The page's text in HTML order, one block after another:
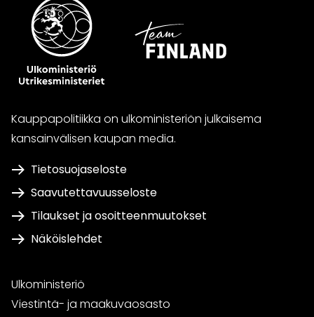
Kauppapolitiikka on ulkoministeriön julkaisema
kansainvälisen kaupan media.
Tietosuojaseloste
Saavutettavuusseloste
Tilaukset ja osoitteenmuutokset
Näköislehdet
Ulkoministeriö
Viestintä- ja maakuvaosasto